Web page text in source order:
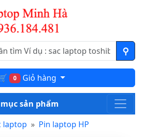
0 Giỏ hàng
sản phẩm
laptop Pin laptop HP